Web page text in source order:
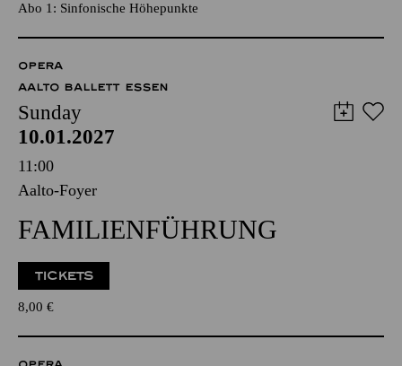
Abo 1: Sinfonische Höhepunkte
OPERA
AALTO BALLETT ESSEN
Sunday
10.01.2027
11:00
Aalto-Foyer
FAMILIENFÜHRUNG
TICKETS
8,00 €